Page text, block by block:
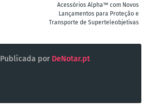
Acessórios Alpha™ com Novos
Lançamentos para Proteção e
Transporte de Superteleobjetivas
Publicada por DeNotar.pt